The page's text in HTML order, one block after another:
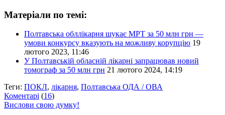
Матеріали по темі:
Полтавська обллікарня шукає МРТ за 50 млн грн —
умови конкурсу вказують на можливу корупцію 19
лютого 2023, 11:46
У Полтавській обласній лікарні запрацював новий
томограф за 50 млн грн 21 лютого 2024, 14:19
Теги: ПОКЛ, лікарня, Полтавська ОДА / ОВА
Коментарі (16)
Вислови свою думку!